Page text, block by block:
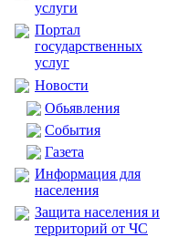
услуги
Портал
государственных
услуг
Новости
Обьявления
События
Газета
Информация для
населения
Защита населения и
территорий от ЧС